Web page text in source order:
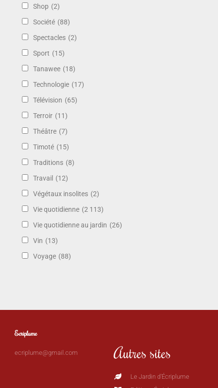
Shop (2)
Société (88)
Spectacles (2)
Sport (15)
Tanawee (18)
Technologie (17)
Télévision (65)
Terroir (11)
Théâtre (7)
Timoté (15)
Traditions (8)
Travail (12)
Végétaux insolites (2)
Vie quotidienne (2 113)
Vie quotidienne au jardin (26)
Vin (13)
Voyage (88)
Ecriplume
ecriplume@gmail.com Autres sites
Le Jardin d'Écriplume